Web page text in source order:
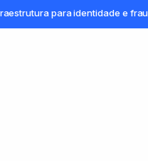
para identidade e